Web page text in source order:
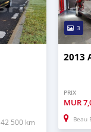
42 500 km
3
2013
PRIX
MUR
Beau